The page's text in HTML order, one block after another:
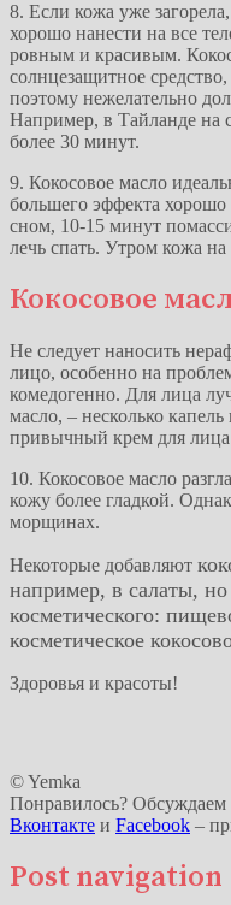
8. Если кожа уже
хорошо нанести на все
ровным и красивым.
солнцезащитное
поэтому нежелательно
Например, в Тайланде на
более 30 минут.
9. Кокосовое масло
большего эффекта
сном, 10-15 минут
лечь спать. Утром кожа
Кокосовое
Не следует наносить
лицо, особенно на
комедогенно. Для лица
масло, – несколько капель
привычный крем для
10. Кокосовое масло
кожу более гладкой.
морщинах.
Некоторые добавляют
например, в салаты, но
косметического:
косметическое
Здоровья и красоты!
© Yemka
Понравилось? Обсуждаем
Вконтакте и Facebook –
Post navigation